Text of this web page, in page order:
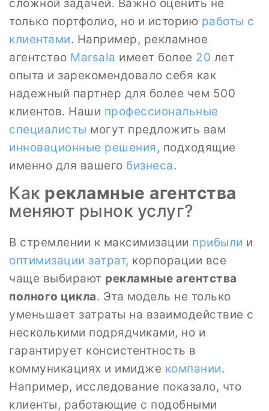
сложной задачей. Важно оценить не
только портфолио, но и историю работы с
клиентами. Например, рекламное
агентство Marsala имеет более 20 лет
опыта и зарекомендовало себя как
надежный партнер для более чем 500
клиентов. Наши профессиональные
специалисты могут предложить вам
инновационные решения, подходящие
именно для вашего бизнеса.
Как рекламные агентства
меняют рынок услуг?
В стремлении к максимизации прибыли и
оптимизации затрат, корпорации все
чаще выбирают рекламные агентства
полного цикла. Эта модель не только
уменьшает затраты на взаимодействие с
несколькими подрядчиками, но и
гарантирует консистентность в
коммуникациях и имидже компании.
Например, исследование показало, что
клиенты, работающие с подобными